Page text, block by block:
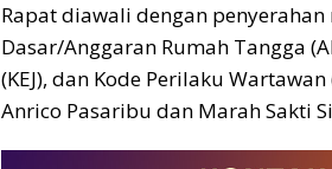
Rapat diawali dengan
Dasar/Anggaran Rumah Tangga
(KEJ), dan Kode Perilaku
Anrico Pasaribu dan Marah Sakti